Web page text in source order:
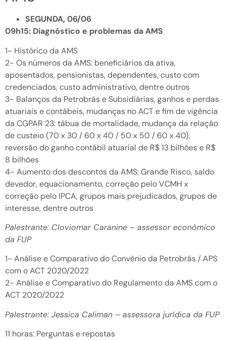
SEGUNDA, 06/06
09h15: Diagnóstico e problemas da AMS
1- Histórico da AMS
2- Os números da AMS: beneficiários da ativa,
aposentados, pensionistas, dependentes, custo com
credenciados, custo administrativo, dentre outros
3- Balanços da Petrobrás e Subsidiárias, ganhos e perdas
atuariais e contábeis, mudanças no ACT e fim de vigência
da CGPAR 23: tábua de mortalidade, mudança da relação
de custeio (70 x 30 / 60 x 40 / 50 x 50 / 60 x 40),
reversão do ganho contábil atuarial de R$ 13 bilhões e R$
8 bilhões
4- Aumento dos descontos da AMS: Grande Risco, saldo
devedor, equacionamento, correção pelo VCMH x
correção pelo IPCA, grupos mais prejudicados, grupos de
interesse, dentre outros
Palestrante: Cloviomar Caranine – assessor econômico
da FUP
1- Análise e Comparativo do Convênio da Petrobrás / APS
com o ACT 2020/2022
2- Análise e Comparativo do Regulamento da AMS com o
ACT 2020/2022
Palestrante: Jessica Caliman – assessora jurídica da FUP
11 horas: Perguntas e repostas